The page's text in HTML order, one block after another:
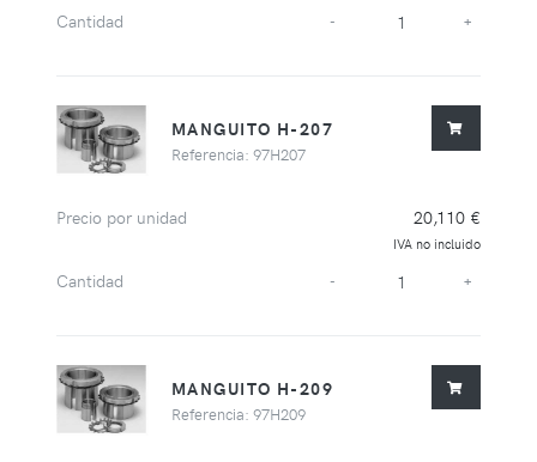
Cantidad - +
MANGUITO H-207
Referencia: 97H207
Precio por unidad 20,110 €
IVA no incluido
Cantidad - +
MANGUITO H-209
Referencia: 97H209